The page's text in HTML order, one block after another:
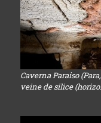
Caverna Paraiso
veine de silice